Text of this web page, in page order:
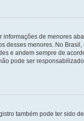
de menores
desses menores. No
e andem sempre de
pode ser
também pode ter sido